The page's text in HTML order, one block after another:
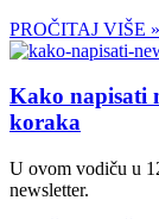
PROČITAJ VIŠE »
Kako napisati
koraka
U ovom vodiču u
newsletter.